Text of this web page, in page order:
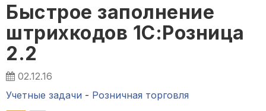
Быстрое заполнение
штрихкодов 1С:Розница
2.2
02.12.16
Учетные задачи - Розничная торговля